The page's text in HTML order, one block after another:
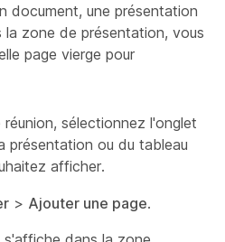
document, une présentation
zone de présentation, vous
page vierge pour
sélectionnez l'onglet
présentation ou du tableau
afficher.
> Ajouter une page.